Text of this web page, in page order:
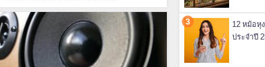
12 หม้อหุ
ประจำปี